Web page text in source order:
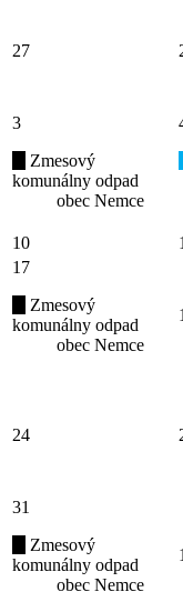
27
3
Zmesový
komunálny odpad
obec Nemce
10
17
Zmesový
komunálny odpad
obec Nemce
24
31
Zmesový
komunálny odpad
obec Nemce
1